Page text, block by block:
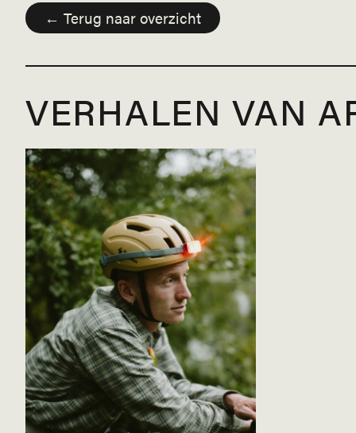
← Terug naar overzicht
VERHALEN VAN